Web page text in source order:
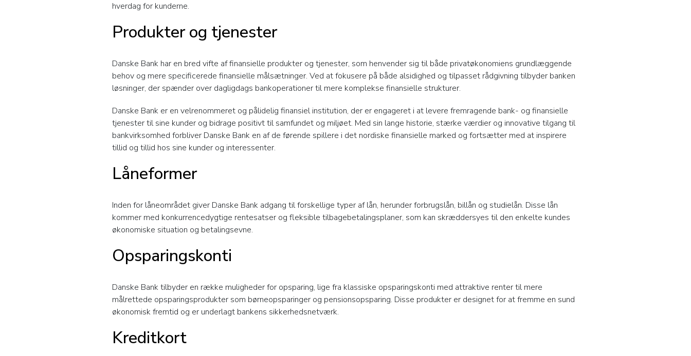
hverdag for kunderne.
Produkter og tjenester
Danske Bank har en bred vifte af finansielle produkter og tjenester, som henvender sig til både privatøkonomiens grundlæggende
behov og mere specificerede finansielle målsætninger. Ved at fokusere på både alsidighed og tilpasset rådgivning tilbyder banken
løsninger, der spænder over dagligdags bankoperationer til mere komplekse finansielle strukturer.
Danske Bank er en velrenommeret og pålidelig finansiel institution, der er engageret i at levere fremragende bank- og finansielle
tjenester til sine kunder og bidrage positivt til samfundet og miljøet. Med sin lange historie, stærke værdier og innovative tilgang til
bankvirksomhed forbliver Danske Bank en af de førende spillere i det nordiske finansielle marked og fortsætter med at inspirere
tillid og tillid hos sine kunder og interessenter.
Låneformer
Inden for låneområdet giver Danske Bank adgang til forskellige typer af lån, herunder forbrugslån, billån og studielån. Disse lån
kommer med konkurrencedygtige rentesatser og fleksible tilbagebetalingsplaner, som kan skræddersyes til den enkelte kundes
økonomiske situation og betalingsevne.
Opsparingskonti
Danske Bank tilbyder en række muligheder for opsparing, lige fra klassiske opsparingskonti med attraktive renter til mere
målrettede opsparingsprodukter som børneopsparinger og pensionsopsparing. Disse produkter er designet for at fremme en sund
økonomisk fremtid og er underlagt bankens sikkerhedsnetværk.
Kreditkort